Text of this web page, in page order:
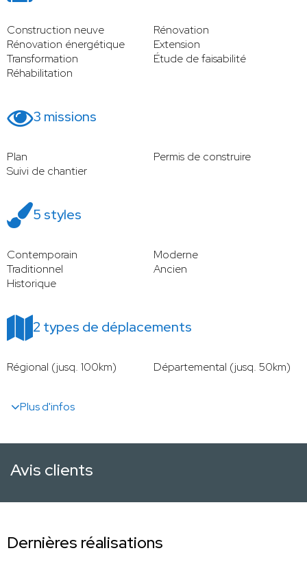
Construction neuve
Rénovation
Rénovation énergétique
Extension
Transformation
Étude de faisabilité
Réhabilitation
3 missions
Plan
Permis de construire
Suivi de chantier
5 styles
Contemporain
Moderne
Traditionnel
Ancien
Historique
2 types de déplacements
Régional (jusq. 100km) Départemental (jusq. 50km)
Plus d'infos
Avis clients
Dernières réalisations